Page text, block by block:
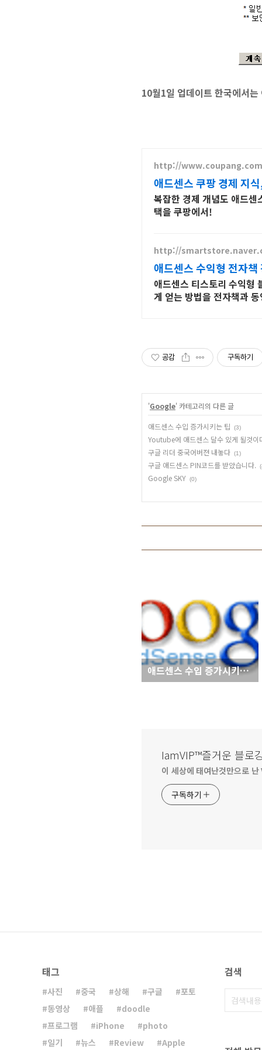
10월1일 업데이트 한국에서
http://www.coupang.com
애드센스 쿠팡 경제 지
복잡한 경제 개념도 애드
택을 쿠팡에서!
http://
애드센스 수익형 전자
애드센스 티스토리 수익형
게 얻는 방법을 전자책과
공감 구독하기
'Google' 카테고리의 다른 글
애드센스 수입 증가시키는 팁 (3)
Youtube에 애드센스 달수 있게 될것이
구글 리더 중국어버젼 내놓다 (1)
구글 애드센스 PIN코드를 받았습니다.
Google SKY (0)
애드센스 수입 증가시키는 팁
IamVIP™즐거운 블로
이 세상에 태여난것만으로 난
구독하기
태그
사진 중국 상해 구글
포토
동영상
애플
doodle
프로그램
iPhone
photo
일기
뉴스 Review Apple
검색